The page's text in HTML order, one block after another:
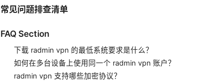
常见问题排查清单
FAQ Section
下载 radmin vpn 的最低系统要求是什么？
如何在多台设备上使用同一个 radmin vpn 账户？
radmin vpn 支持哪些加密协议？